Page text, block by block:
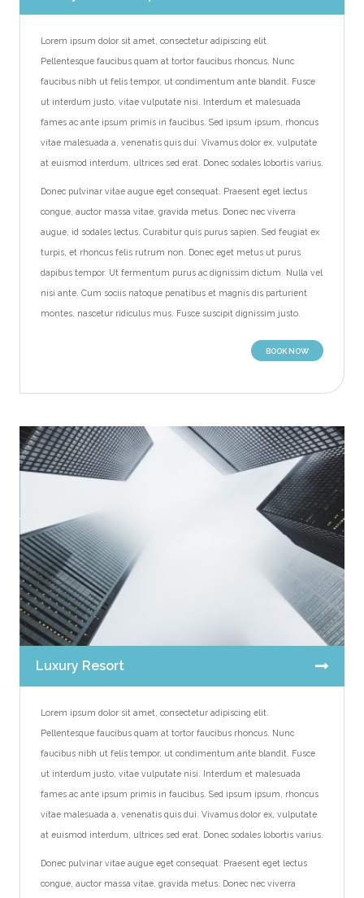
Lorem ipsum dolor sit amet, consectetur adipiscing elit.
Pellentesque faucibus quam at tortor faucibus rhoncus. Nunc
faucibus nibh ut felis tempor, ut condimentum ante blandit. Fusce
ut interdum justo, vitae vulputate nisi. Interdum et malesuada
fames ac ante ipsum primis in faucibus. Sed ipsum ipsum, rhoncus
vitae malesuada a, venenatis quis dui. Vivamus dolor ex, vulputate
at euismod interdum, ultrices sed erat. Donec sodales lobortis varius.
Donec pulvinar vitae augue eget consequat. Praesent eget lectus
congue, auctor massa vitae, gravida metus. Donec nec viverra
augue, id sodales lectus. Curabitur quis purus sapien. Sed feugiat ex
turpis, et rhoncus felis rutrum non. Donec eget metus ut purus
dapibus tempor. Ut fermentum purus ac dignissim dictum. Nulla vel
nisi ante. Cum sociis natoque penatibus et magnis dis parturient
montes, nascetur ridiculus mus. Fusce suscipit dignissim justo.
BOOK NOW
Luxury Resort
Lorem ipsum dolor sit amet, consectetur adipiscing elit.
Pellentesque faucibus quam at tortor faucibus rhoncus. Nunc
faucibus nibh ut felis tempor, ut condimentum ante blandit. Fusce
ut interdum justo, vitae vulputate nisi. Interdum et malesuada
fames ac ante ipsum primis in faucibus. Sed ipsum ipsum, rhoncus
vitae malesuada a, venenatis quis dui. Vivamus dolor ex, vulputate
at euismod interdum, ultrices sed erat. Donec sodales lobortis varius.
Donec pulvinar vitae augue eget consequat. Praesent eget lectus
congue, auctor massa vitae, gravida metus. Donec nec viverra